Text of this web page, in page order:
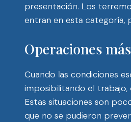
presentación. Los
entran en esta categoría,
Operaciones
Cuando las condiciones
imposibilitando el
Estas situaciones son
que no se pudieron